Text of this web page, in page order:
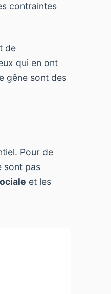
contraintes
de
qui en ont
gêne sont des
Pour de
sont pas
et les